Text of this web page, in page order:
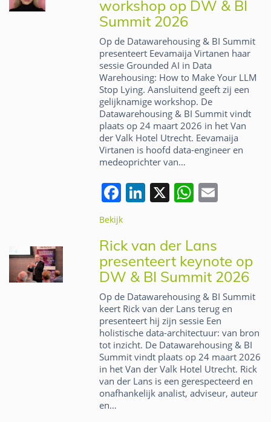
o
o
k
n p
p
workshop op DW & BI
Summit 2026
Op de Datawarehousing & BI Summit
presenteert Eevamaija Virtanen haar
sessie Grounded AI in Data
Warehousing: How to Make Your LLM
Stop Lying. Aansluitend geeft zij een
gelijknamige workshop. De
Datawarehousing & BI Summit vindt
plaats op 24 maart 2026 in het Van
der Valk Hotel Utrecht. Eevamaija
Virtanen is hoofd data-engineer en
medeoprichter van…
F
a
c
e
b
o
o
k
Li
e
dI
n
X W
s
A
p
p
l
Bekijk
Rick van der Lans
presenteert keynote op
DW & BI Summit 2026
Op de Datawarehousing & BI Summit
keert Rick van der Lans terug en
presenteert hij zijn sessie Een
holistische data-architectuur: van bron
tot inzicht. De Datawarehousing & BI
Summit vindt plaats op 24 maart 2026
in het Van der Valk Hotel Utrecht. Rick
van der Lans is een gerespecteerd en
onafhankelijk analist, adviseur, auteur
en…